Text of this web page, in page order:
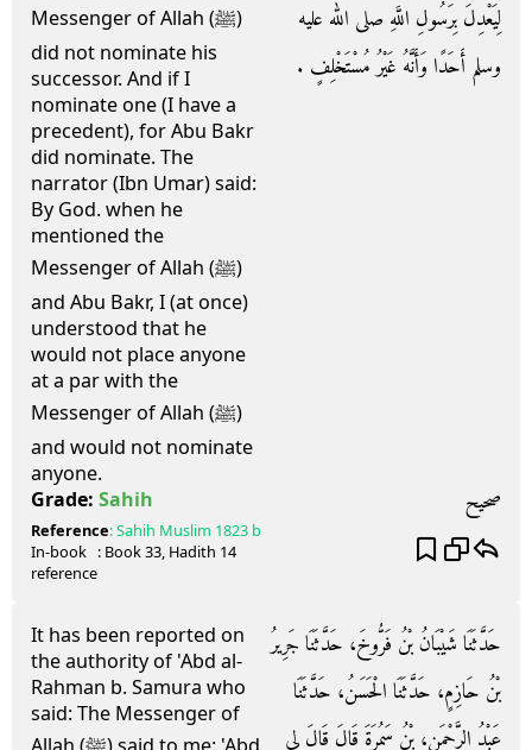
Messenger of Allah (ﷺ)
did not nominate his
successor. And if I
nominate one (I have a
precedent), for Abu Bakr
did nominate. The
narrator (Ibn Umar) said:
By God. when he
mentioned the
Messenger of Allah (ﷺ)
and Abu Bakr, I (at once)
understood that he
would not place anyone
at a par with the
Messenger of Allah (ﷺ)
and would not nominate
anyone.
لِيَعْدِلَ بِرَسُولِ اللَّهِ صلى الله عليه
وسلم أَحَدًا وَأَنَّهُ غَيْرُ مُسْتَخْلِفٍ ‏.‏
Grade: Sahih صحيح
Reference:Sahih Muslim 1823 b
In-book
reference
: Book33, Hadith 14
It has been reported on
the authority of 'Abd al-
Rahman b. Samura who
said: The Messenger of
حَدَّثَنَا شَيْبَانُ بْنُ فَرُّوخَ، حَدَّثَنَا جَرِيرُ
بْنُ حَازِمٍ، حَدَّثَنَا الْحَسَنُ، حَدَّثَنَا
عَبْدُ الرَّحْمَنِ، بْنُ سَمُرَةَ قَالَ قَالَ لِي